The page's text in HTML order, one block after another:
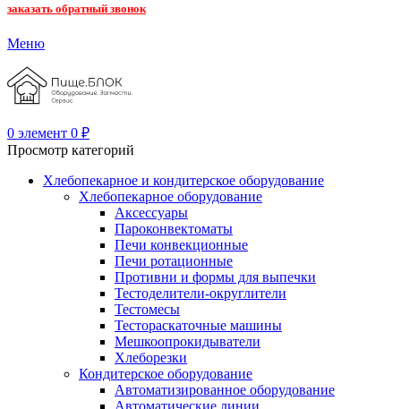
заказать обратный звонок
Меню
0 элемент 0 ₽
Просмотр категорий
Хлебопекарное и кондитерское оборудование
Хлебопекарное оборудование
Аксессуары
Пароконвектоматы
Печи конвекционные
Печи ротационные
Противни и формы для выпечки
Тестоделители-округлители
Тестомесы
Тестораскаточные машины
Мешкоопрокидыватели
Хлеборезки
Кондитерское оборудование
Автоматизированное оборудование
Автоматические линии